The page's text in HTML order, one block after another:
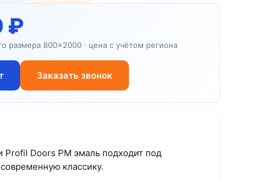
₽
размера 800×2000 · цена с учётом региона
Заказать звонок
Profil Doors PM эмаль подходит под
классику.